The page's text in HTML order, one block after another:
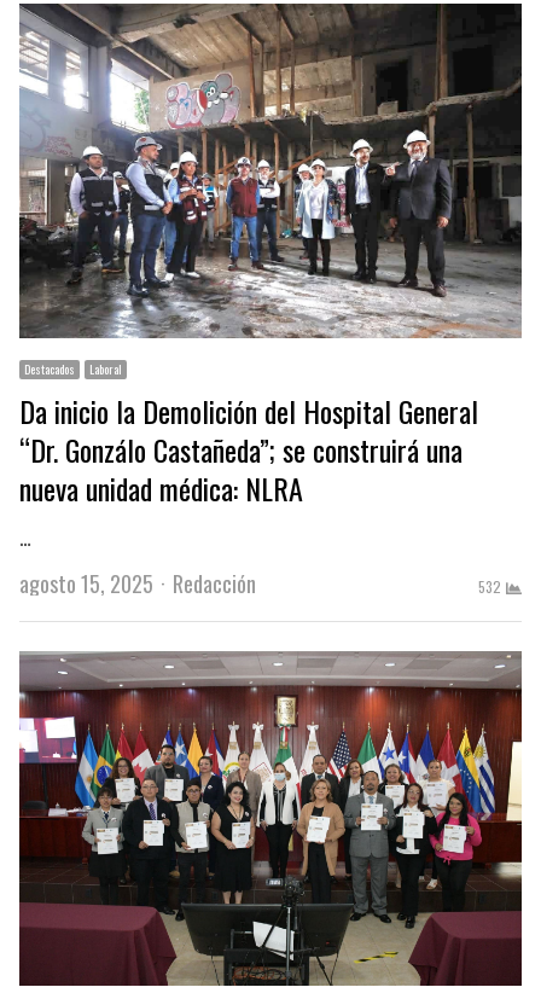
Destacados Laboral
Da inicio la Demolición del Hospital General
“Dr. Gonzálo Castañeda”; se construirá una
nueva unidad médica: NLRA
…
agosto 15, 2025
Author
Redacción 532